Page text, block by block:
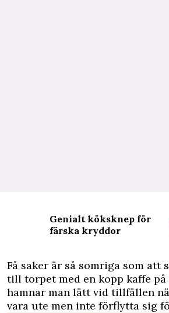
Genialt köksknep för
färska kryddor
Få saker är så somriga som att
till torpet med en kopp kaffe på
hamnar man lätt vid tillfällen
vara ute men inte förflytta sig